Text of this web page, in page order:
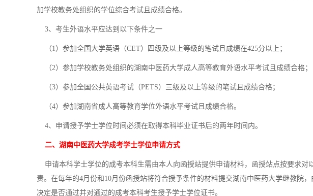
加学校教务处组织的学位综合考试且成绩合格。
3、考生外语水平应达到以下条件之一
（1）参加全国大学英语（CET）四级及以上等级的笔试且成绩在425分以上；
（2）参加学校教务处组织的湖南中医药大学成人高等教育外语水平考试且成绩合格；
（3）参加全国公共英语考试（PETS）三级及以上等级的笔试且成绩合格；
（4）参加湖南省成人高等教育学位外语水平考试且成绩合格。
4、申请授予学士学位时间必须在取得本科毕业证书后的两年时间内。
二、湖南中医药大学成考学士学位申请方式
申请本科学士学位的成考本科生需由本人向函授站提供申请材料，函授站点按要求对
责。在每年的4月份和10月份函授站将符合授予条件的材料提交湖南中医药大学继教院
决定是否通过并对通过的成考本科考生授予学士学位证书。